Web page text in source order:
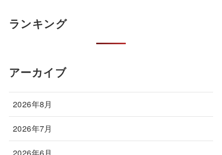
ランキング
アーカイブ
2026年8月
2026年7月
2026年6月